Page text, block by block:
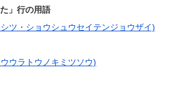
」行の用語
ツ・ショウシュウセイテンジョウザイ)
ウラトウノキミツソウ)